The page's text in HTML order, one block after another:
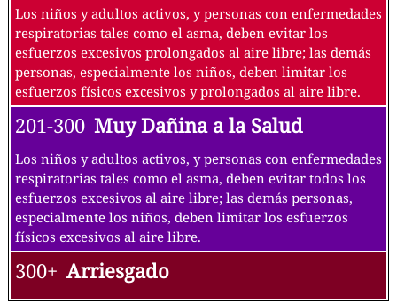
Los niños y adultos activos, y personas con enfermedades
respiratorias tales como el asma, deben evitar los
esfuerzos excesivos prolongados al aire libre; las demás
personas, especialmente los niños, deben limitar los
esfuerzos físicos excesivos y prolongados al aire libre.
201-300 Muy Dañina a la Salud
Los niños y adultos activos, y personas con enfermedades
respiratorias tales como el asma, deben evitar todos los
esfuerzos excesivos al aire libre; las demás personas,
especialmente los niños, deben limitar los esfuerzos
físicos excesivos al aire libre.
300+ Arriesgado